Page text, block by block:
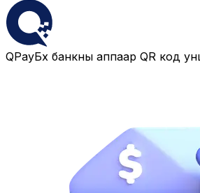
QPayБүх банкны аппаар QR код